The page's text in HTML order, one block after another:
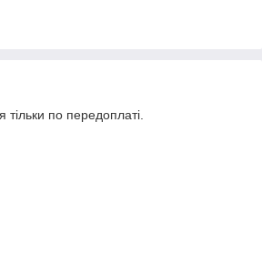
тільки по передоплаті.